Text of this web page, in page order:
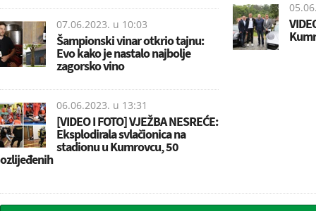
07.06.2023. u 10:03
Šampionski vinar otkrio tajnu:
Evo kako je nastalo najbolje
zagorsko vino
06.06.2023. u 13:31
[VIDEO I FOTO] VJEŽBA NESREĆE:
Eksplodirala svlačionica na
stadionu u Kumrovcu, 50
ozlijeđenih